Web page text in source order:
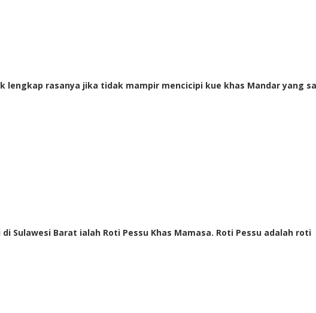
lengkap rasanya jika tidak mampir mencicipi kue khas Mandar yang
Sulawesi Barat ialah Roti Pessu Khas Mamasa. Roti Pessu adalah roti